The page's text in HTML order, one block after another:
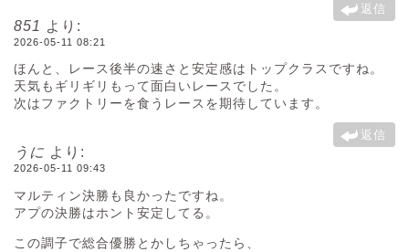
返信
851 より:
2026-05-11 08:21
ほんと、レース後半の速さと安定感はトップクラスですね。
天気もギリギリもって面白いレースでした。
次はファクトリーを食うレースを期待しています。
返信
うに より:
2026-05-11 09:43
マルティン決勝も良かったですね。
アプの決勝はホント安定してる。
この調子で総合優勝とかしちゃったら、